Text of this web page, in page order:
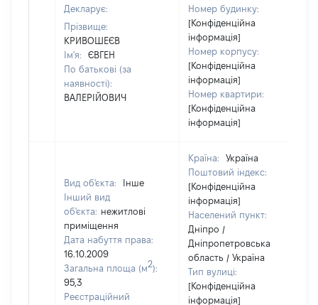
Декларує:
Прізвище:
КРИВОШЕЄВ
Ім'я:
ЄВГЕН
По батькові (за
наявності):
ВАЛЕРІЙОВИЧ
Номер будинку:
[Конфіденційна
інформація]
Номер корпусу:
[Конфіденційна
інформація]
Номер квартири:
[Конфіденційна
інформація]
Вид об'єкта:
Інше
Інший вид
об'єкта: нежитлові
приміщення
Дата набуття права:
16.10.2009
Загальна площа (м2):
95,3
Реєстраційний
Країна:
Україна
Поштовий індекс:
[Конфіденційна
інформація]
Населений пункт:
Дніпро /
Дніпропетровська
область / Україна
Тип вулиці:
[Конфіденційна
інформація]